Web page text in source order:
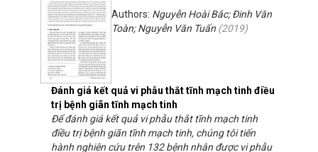
Đánh giá kết quả vi phẫu thắt tĩnh mạch tinh điều
trị bệnh giãn tĩnh mạch tinh
Authors: Nguyễn Hoài Bắc; Đinh Văn
Toàn; Nguyễn Văn Tuấn (2019)
Để đánh giá kết quả vi phẫu thắt tĩnh mạch tinh
điều trị bệnh giãn tĩnh mạch tinh, chúng tôi tiến
hành nghiên cứu trên 132 bệnh nhân được vi phẫu